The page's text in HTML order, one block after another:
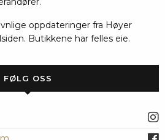
oppdateringer fra Høyer
Butikkene har felles eie.
FØLG OSS